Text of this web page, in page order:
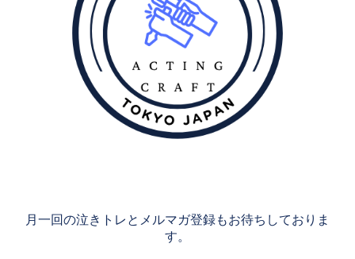
月一回の泣きトレとメルマガ登録もお待ちしておりま
す。